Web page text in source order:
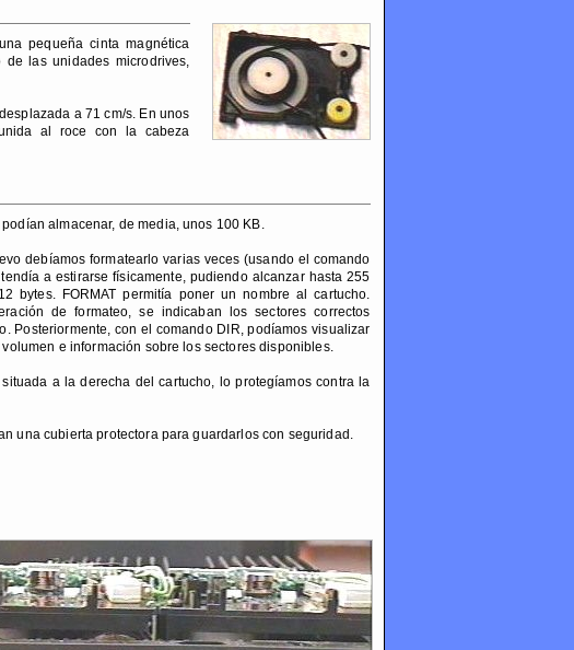
pequeña cinta magnética
las unidades microdrives,
a 71 cm/s. En unos
al roce con la cabeza
almacenar, de media, unos 100 KB.
debíamos formatearlo varias veces (usando el comando
a estirarse físicamente, pudiendo alcanzar hasta 255
bytes. FORMAT permitía poner un nombre al cartucho.
de formateo, se indicaban los sectores correctos
Posteriormente, con el comando DIR, podíamos visualizar
e información sobre los sectores disponibles.
a la derecha del cartucho, lo protegíamos contra la
una cubierta protectora para guardarlos con seguridad.